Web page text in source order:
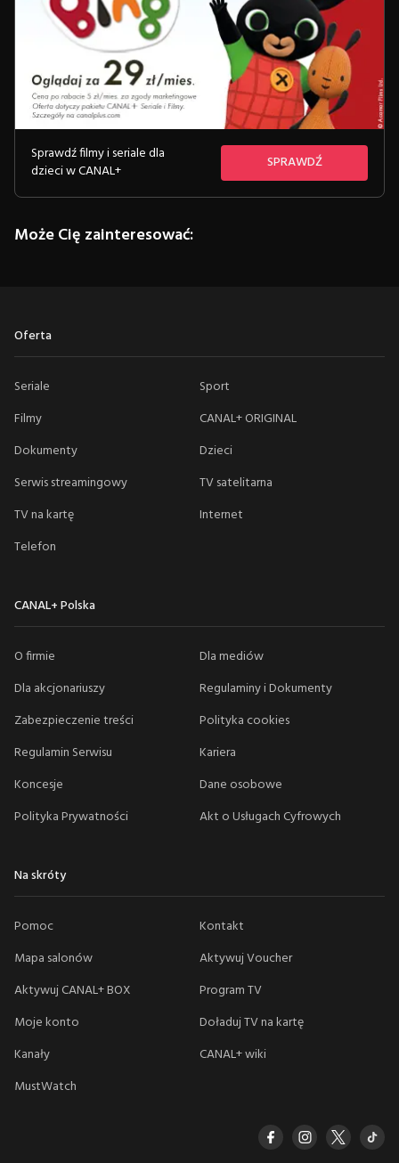
Sprawdź filmy i seriale dla
dzieci w CANAL+
SPRAWDŹ
Może Cię zainteresować:
Oferta
Seriale
Sport
Filmy
CANAL+ ORIGINAL
Dokumenty
Dzieci
Serwis streamingowy
TV satelitarna
TV na kartę
Internet
Telefon
CANAL+ Polska
O firmie
Dla mediów
Dla akcjonariuszy
Regulaminy i Dokumenty
Zabezpieczenie treści
Polityka cookies
Regulamin Serwisu
Kariera
Koncesje
Dane osobowe
Polityka Prywatności
Akt o Usługach Cyfrowych
Na skróty
Pomoc
Kontakt
Mapa salonów
Aktywuj Voucher
Aktywuj CANAL+ BOX
Program TV
Moje konto
Doładuj TV na kartę
Kanały
CANAL+ wiki
MustWatch